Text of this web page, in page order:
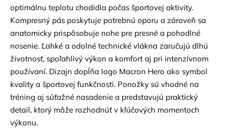
optimálnu teplotu chodidla počas športovej aktivity.
Kompresný pás poskytuje potrebnú oporu a zároveň sa
anatomicky prispôsobuje nohe pre presné a pohodlné
nosenie. Ľahké a odolné technické vlákna zaručujú dlhú
životnosť, spoľahlivý výkon a komfort aj pri intenzívnom
používaní. Dizajn dopĺňa logo Macron Hero ako symbol
kvality a športovej funkčnosti. Ponožky sú vhodné na
tréning aj súťažné nasadenie a predstavujú praktický
detail, ktorý môže rozhodnúť v kľúčových momentoch
výkonu.